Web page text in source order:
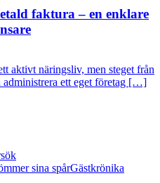
faktura – en enklare
aktivt näringsliv, men steget från
administrera ett eget företag […]
sina spårGästkrönika